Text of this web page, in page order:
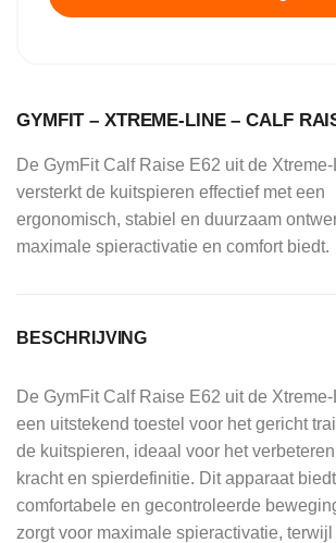
GYMFIT – XTREME-LINE – CALF
De GymFit Calf Raise E62 uit de
versterkt de kuitspieren effectief met een
ergonomisch, stabiel en duurzaam
maximale spieractivatie en comfort biedt.
BESCHRIJVING
De GymFit Calf Raise E62 uit de
een uitstekend toestel voor het gericht
de kuitspieren, ideaal voor het
kracht en spierdefinitie. Dit apparaat
comfortabele en gecontroleerde
zorgt voor maximale spieractivatie, terwijl